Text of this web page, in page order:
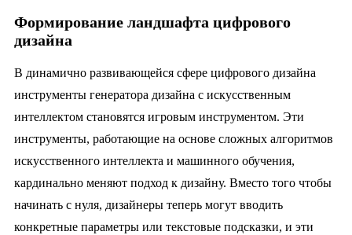
Формирование ландшафта цифрового
дизайна
В динамично развивающейся сфере цифрового дизайна
инструменты генератора дизайна с искусственным
интеллектом становятся игровым инструментом. Эти
инструменты, работающие на основе сложных алгоритмов
искусственного интеллекта и машинного обучения,
кардинально меняют подход к дизайну. Вместо того чтобы
начинать с нуля, дизайнеры теперь могут вводить
конкретные параметры или текстовые подсказки, и эти